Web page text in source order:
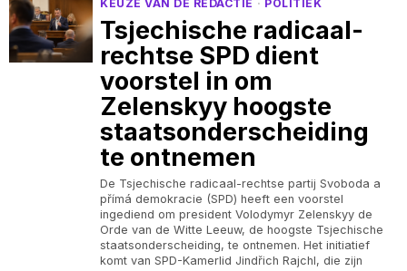
KEUZE VAN DE REDACTIE · POLITIEK
Tsjechische radicaal-
rechtse SPD dient
voorstel in om
Zelenskyy hoogste
staatsonderscheiding
te ontnemen
De Tsjechische radicaal-rechtse partij Svoboda a
přímá demokracie (SPD) heeft een voorstel
ingediend om president Volodymyr Zelenskyy de
Orde van de Witte Leeuw, de hoogste Tsjechische
staatsonderscheiding, te ontnemen. Het initiatief
komt van SPD-Kamerlid Jindřich Rajchl, die zijn